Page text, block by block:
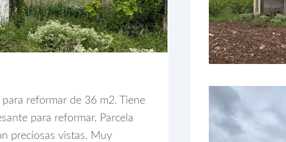
reformar de 36 m2. Tiene
para reformar. Parcela
preciosas vistas. Muy